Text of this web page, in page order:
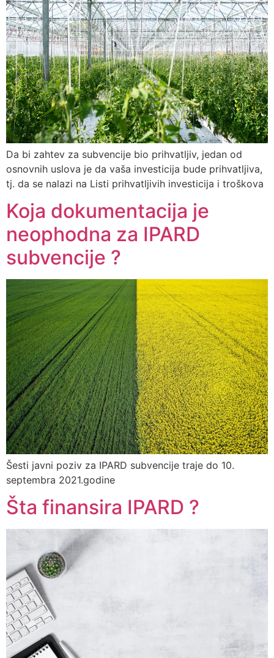
Da bi zahtev za subvencije bio prihvatljiv, jedan od
osnovnih uslova je da vaša investicija bude prihvatljiva,
tj. da se nalazi na Listi prihvatljivih investicija i troškova
Koja dokumentacija je
neophodna za IPARD
subvencije ?
Šesti javni poziv za IPARD subvencije traje do 10.
septembra 2021.godine
Šta finansira IPARD ?